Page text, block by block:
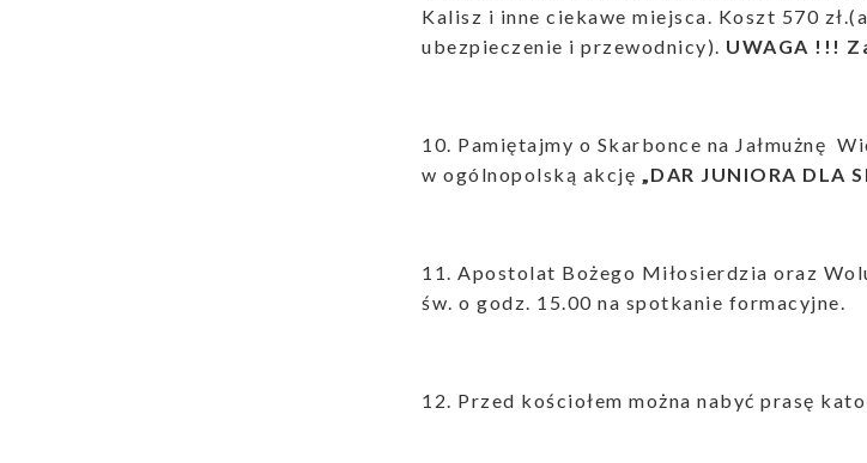
Kalisz i inne ciekawe miejsca. Koszt 570
ubezpieczenie i przewodnicy). UWAGA !!!
10. Pamiętajmy o Skarbonce na Jałmużnę
w ogólnopolską akcję „DAR JUNIORA DLA
11. Apostolat Bożego Miłosierdzia oraz
św. o godz. 15.00 na spotkanie formacyjne.
12. Przed kościołem można nabyć prasę